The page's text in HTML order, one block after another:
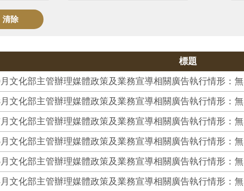
標題
文化部主管辦理媒體政策及業務宣導相關廣告執行情形：無
文化部主管辦理媒體政策及業務宣導相關廣告執行情形：無
文化部主管辦理媒體政策及業務宣導相關廣告執行情形：無
文化部主管辦理媒體政策及業務宣導相關廣告執行情形：無
文化部主管辦理媒體政策及業務宣導相關廣告執行情形：無
文化部主管辦理媒體政策及業務宣導相關廣告執行情形：無